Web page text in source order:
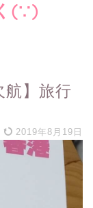
(∵)
航】旅行
2019年8月19日